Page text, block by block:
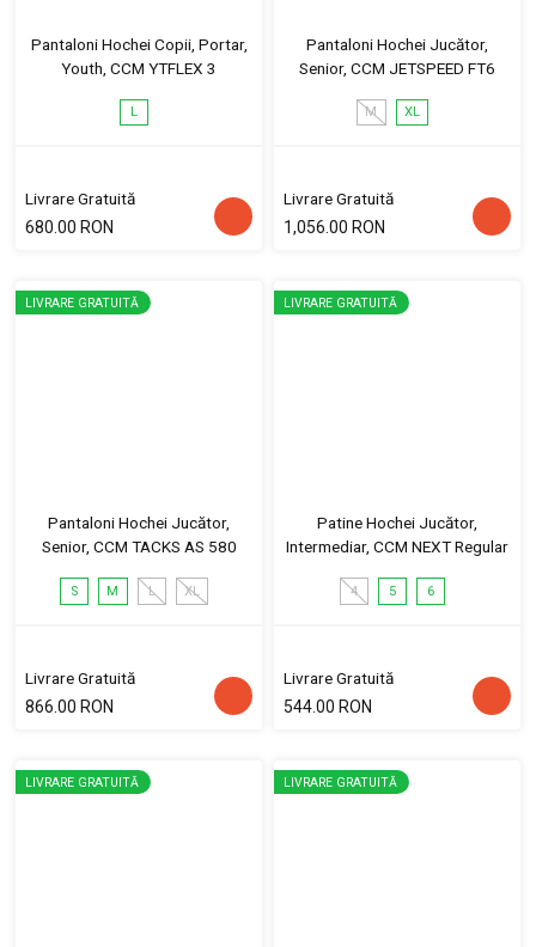
Pantaloni Hochei Copii, Portar,
Youth, CCM YTFLEX 3
L
Livrare Gratuită
680.00 RON
Pantaloni Hochei Jucător,
Senior, CCM JETSPEED FT6
M XL
Livrare Gratuită
1,056.00 RON
LIVRARE GRATUITĂ
Pantaloni Hochei Jucător,
Senior, CCM TACKS AS 580
S M L XL
Livrare Gratuită
866.00 RON
LIVRARE GRATUITĂ
Patine Hochei Jucător,
Intermediar, CCM NEXT Regular
4 5 6
Livrare Gratuită
544.00 RON
LIVRARE GRATUITĂ LIVRARE GRATUITĂ